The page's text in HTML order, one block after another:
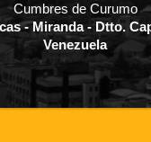
Cumbres de Curumo
- Miranda - Dtto.
Venezuela